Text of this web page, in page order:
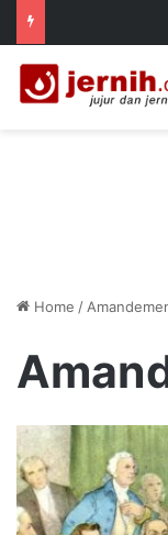
Home /